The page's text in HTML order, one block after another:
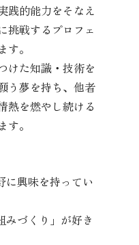
践的能力をそなえ
挑戦するプロフェ
す。
けた知識・技術を
う夢を持ち、他者
熱を燃やし続ける
す。
に興味を持ってい
みづくり」が好き